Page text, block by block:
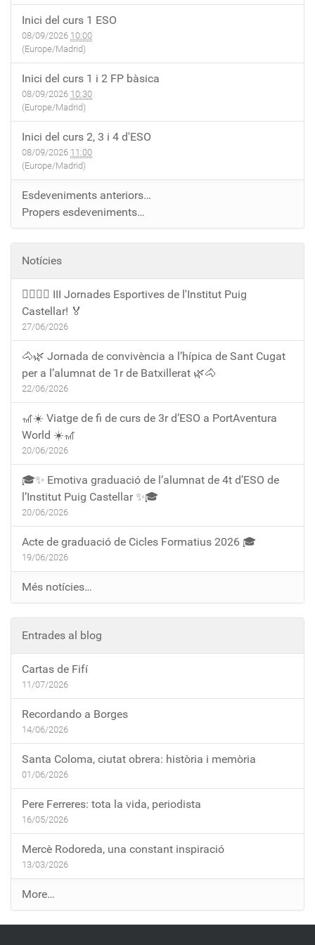
Inici del curs 1 ESO
08/09/2026 10:00
(Europe/Madrid)
Inici del curs 1 i 2 FP bàsica
08/09/2026 10:30
(Europe/Madrid)
Inici del curs 2, 3 i 4 d'ESO
08/09/2026 11:00
(Europe/Madrid)
Esdeveniments anteriors…
Propers esdeveniments…
Notícies
🏃‍♀️🏃‍♂️ III Jornades Esportives de l'Institut Puig
Castellar! 🏅
27/06/2026
🐴🌿 Jornada de convivència a l’hípica de Sant Cugat
per a l’alumnat de 1r de Batxillerat 🌿🐴
22/06/2026
🎢☀️ Viatge de fi de curs de 3r d’ESO a PortAventura
World ☀️🎢
20/06/2026
🎓✨ Emotiva graduació de l’alumnat de 4t d’ESO de
l’Institut Puig Castellar ✨🎓
20/06/2026
Acte de graduació de Cicles Formatius 2026 🎓
19/06/2026
Més notícies…
Entrades al blog
Cartas de Fifí
11/07/2026
Recordando a Borges
14/06/2026
Santa Coloma, ciutat obrera: història i memòria
01/06/2026
Pere Ferreres: tota la vida, periodista
16/05/2026
Mercè Rodoreda, una constant inspiració
13/03/2026
E
n
t
More…